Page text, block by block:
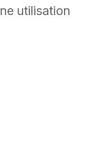
utilisation